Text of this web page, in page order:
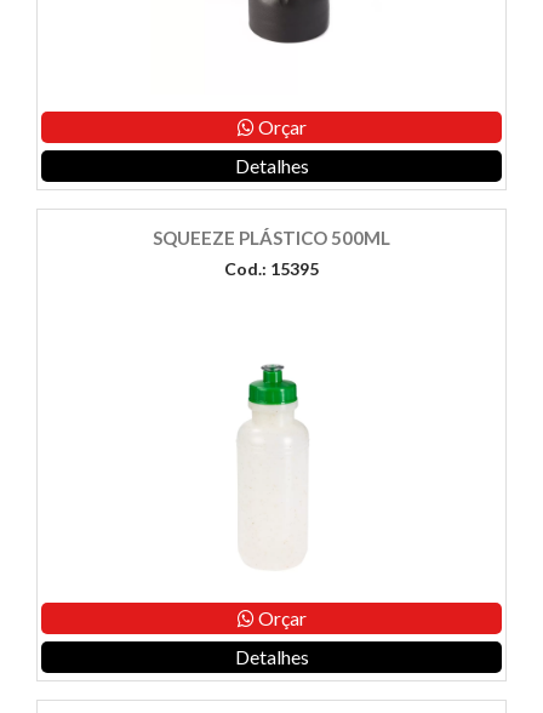
Orçar
Detalhes
SQUEEZE PLÁSTICO 500ML
Cod.: 15395
Orçar
Detalhes